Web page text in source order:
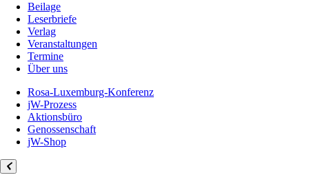
Beilage
Leserbriefe
Verlag
Veranstaltungen
Termine
Über uns
Rosa-Luxemburg-Konferenz
jW-Prozess
Aktionsbüro
Genossenschaft
jW-Shop